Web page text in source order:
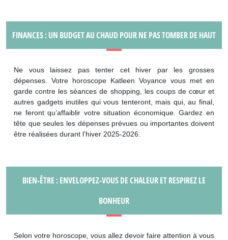
FINANCES : UN BUDGET AU CHAUD POUR NE PAS TOMBER DE HAUT
Ne vous laissez pas tenter cet hiver par les grosses
dépenses. Votre horoscope Katleen Voyance vous met en
garde contre les séances de shopping, les coups de cœur et
autres gadgets inutiles qui vous tenteront, mais qui, au final,
ne feront qu’affaiblir votre situation économique. Gardez en
tête que seules les dépenses prévues ou importantes doivent
être réalisées durant l’hiver 2025-2026.
BIEN-ÊTRE : ENVELOPPEZ-VOUS DE CHALEUR ET RESPIREZ LE
BONHEUR
Selon votre horoscope, vous allez devoir faire attention à vous